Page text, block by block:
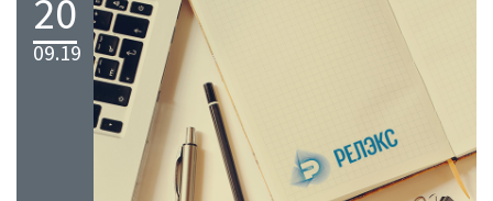
20
09.19